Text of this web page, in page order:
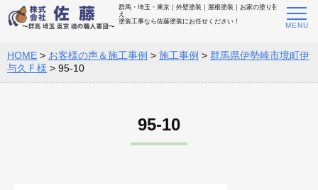
群馬・埼玉・東京｜外壁塗装｜屋根塗装｜お家の塗り替
え
塗装工事なら佐藤塗装にお任せください！
HOME > お客様の声＆施工事例 > 施工事例 > 群馬県伊勢崎市境町伊
与久Ｆ様 > 95-10
95-10